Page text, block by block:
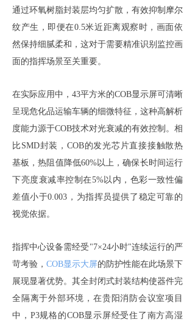
通过环氧树脂封装层均匀扩散，有效抑制摩尔
纹产生，即便在0.5米近距离观察时，画面依
然保持细腻柔和，这对于需要精准识别监控画
面的指挥场景至关重要。
在实际应用中，43平方米的COB显示屏可清晰
呈现危化品运输车辆的细微特征，这种高解析
度能力源于COB技术对光衰减的有效控制。相
比SMD封装，COB的发光芯片直接接触散热
基板，热阻值降低60%以上，确保长时间运行
下亮度衰减率控制在5%以内，色彩一致性偏
差值小于0.003，为指挥员提供了稳定可靠的
视觉依据。
指挥中心设备需经受"7×24小时"连续运行的严
苛考验， COB显示大屏的防护性能在此场景下
展现显著优势。其全封闭式封装结构使器件完
全隔离于外部环境，在贵阳消防会议室项目
中，P3规格的COB显示屏经受住了南方高湿